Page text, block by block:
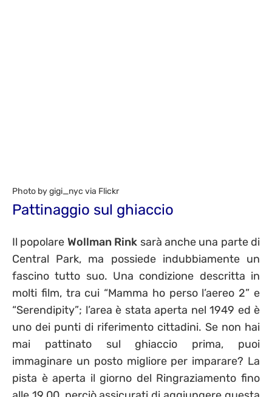
Photo by gigi_nyc via Flickr
Pattinaggio sul ghiaccio
Il popolare Wollman Rink sarà anche una parte di
Central Park, ma possiede indubbiamente un
fascino tutto suo. Una condizione descritta in
molti film, tra cui “Mamma ho perso l’aereo 2” e
“Serendipity”; l’area è stata aperta nel 1949 ed è
uno dei punti di riferimento cittadini. Se non hai
mai pattinato sul ghiaccio prima, puoi
immaginare un posto migliore per imparare? La
pista è aperta il giorno del Ringraziamento fino